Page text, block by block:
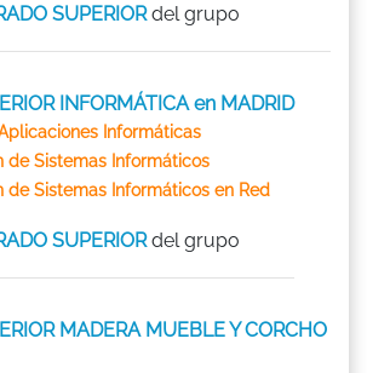
SUPERIORdel grupo
INFORMÁTICA en MADRID
Informáticas
de Sistemas Informáticos
de Sistemas Informáticos en Red
SUPERIORdel grupo
MADERA MUEBLE Y CORCHO